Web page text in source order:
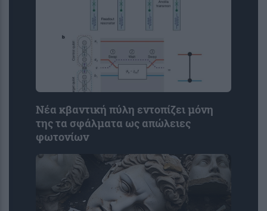
Νέα κβαντική πύλη εντοπίζει μόνη
της τα σφάλματα ως απώλειες
φωτονίων